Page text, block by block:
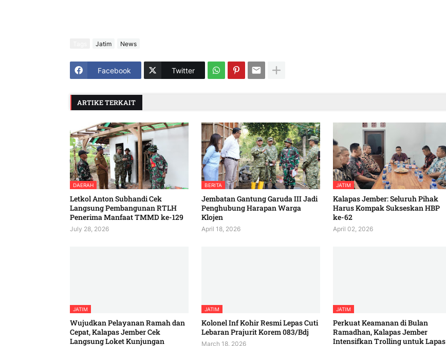
Jatim News
Facebook Twitter
ARTIKE TERKAIT
DAERAH
Letkol Anton Subhandi Cek
Langsung Pembangunan RTLH
Penerima Manfaat TMMD ke-129
July 28, 2026
BERITA
Jembatan Gantung Garuda III Jadi
Penghubung Harapan Warga
Klojen
April 18, 2026
JATIM
Kalapas Jember: Seluruh Pihak
Harus Kompak Sukseskan HBP
ke-62
April 02, 2026
JATIM
Wujudkan Pelayanan Ramah dan
Cepat, Kalapas Jember Cek
Langsung Loket Kunjungan
JATIM
Kolonel Inf Kohir Resmi Lepas Cuti
Lebaran Prajurit Korem 083/Bdj
March 18, 2026
JATIM
Perkuat Keamanan di Bulan
Ramadhan, Kalapas Jember
Intensifkan Trolling untuk Lapas